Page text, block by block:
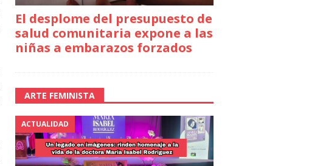
El desplome del presupuesto de
salud comunitaria expone a las
niñas a embarazos forzados
ARTE FEMINISTA
ACTUALIDAD